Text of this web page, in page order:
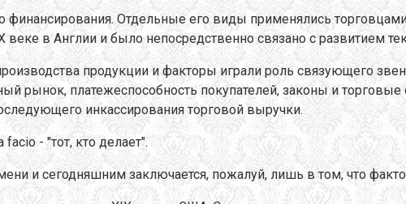
Отдельные его виды применялись
веке в Англии и было непосредственно связано с развитием
продукции и факторы играли роль связующего
рынок, платежеспособность покупателей, законы и
инкассирования торговой выручки.
- "тот, кто делает".
и сегодняшним заключается, пожалуй, лишь в том, что